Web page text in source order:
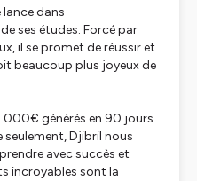
lance dans
ses études. Forcé par
il se promet de réussir et
beaucoup plus joyeux de
générés en 90 jours
seulement, Djibril nous
avec succès et
incroyables sont la